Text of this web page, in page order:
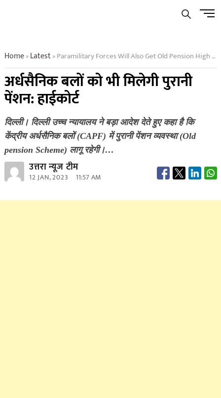
Menu
Home»Latest»Paramilitary Forces Will Also Get Old Pension High Court
अर्धसैनिक बलों को भी मिलेगी पुरानी
पेंशन: हाईकोर्ट
दिल्ली। दिल्ली उच्च न्यायालय ने बड़ा आदेश देते हुए कहा है कि
केंद्रीय अर्धसैनिक बलों (CAPF) में पुरानी पेंशन व्यवस्था (Old
pension Scheme) लागू रहेगी।…
उत्तरा न्यूज टीम
12 JAN, 2023 11:57 AM